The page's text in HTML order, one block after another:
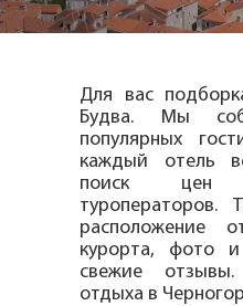
Для вас
Будва. Мы
популярных
каждый отель
поиск цен
туроператоров.
расположение
курорта, фото
свежие
отдыха в